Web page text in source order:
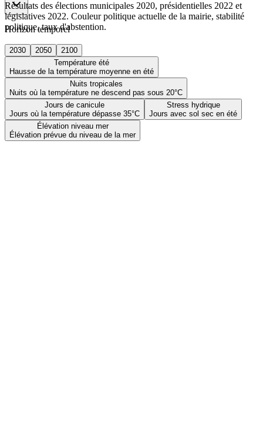
Horizon temporel
2030 2050
2100
Température été
Hausse de la température moyenne en été
Nuits tropicales
Nuits où la température ne descend pas sous 20°C
Jours de canicule
Jours où la température dépasse 35°C
Stress hydrique
Jours avec sol sec en été
Élévation niveau mer
Élévation prévue du niveau de la mer
Résultats des élections municipales 2020, présidentielles 2022 et
législatives 2022. Couleur politique actuelle de la mairie, stabilité
politique, taux d'abstention.